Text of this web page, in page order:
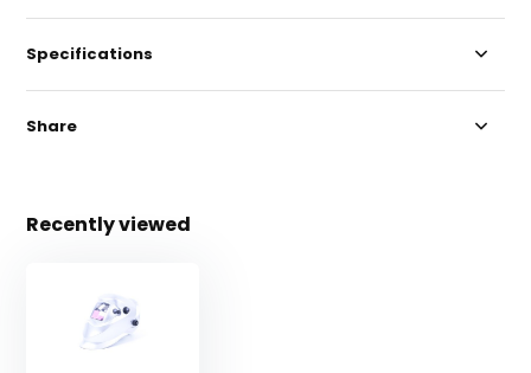
Specifications
Share
Recently viewed